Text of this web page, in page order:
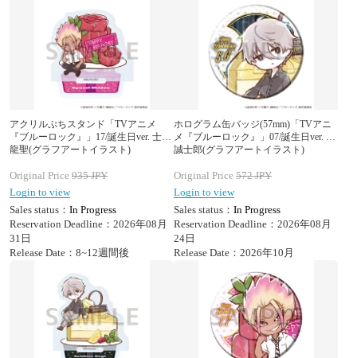
アクリルぷちスタンド「TVアニメ
『ブルーロック』」17/誕生日ver. 士道
龍聖(グラフアートイラスト)
Original Price 935JPY
Login to view
Sales status： In Progress
Reservation Deadline：2026年08月
31日
Release Date：8~12週間後
ホログラム缶バッジ(57mm)「TVアニ
メ『ブルーロック』」07/誕生日ver. 凪
誠士郎(グラフアートイラスト)
Original Price 572JPY
Login to view
Sales status： In Progress
Reservation Deadline：2026年08月
24日
Release Date：2026年10月